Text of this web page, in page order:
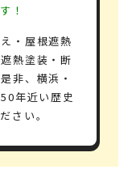
！
・屋根遮熱
熱塗装・断
非、横浜・
年近い歴史
さい。